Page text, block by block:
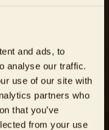
and ads, to
analyse our traffic.
use of our site with
partners who
that you’ve
from your use